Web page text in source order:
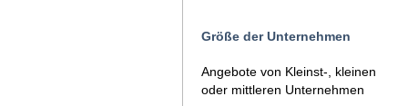
Größe der Unternehmen
Angebote von Kleinst-, kleinen
oder mittleren Unternehmen